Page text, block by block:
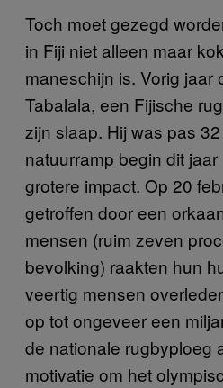
Toch moet gezegd
in Fiji niet alleen maar
maneschijn is. Vorig jaar
Tabalala, een Fijische
zijn slaap. Hij was pas
natuurramp begin dit
grotere impact. Op 20
getroffen door een
mensen (ruim zeven
bevolking) raakten hun
veertig mensen
op tot ongeveer een
de nationale rugbyploeg
motivatie om het